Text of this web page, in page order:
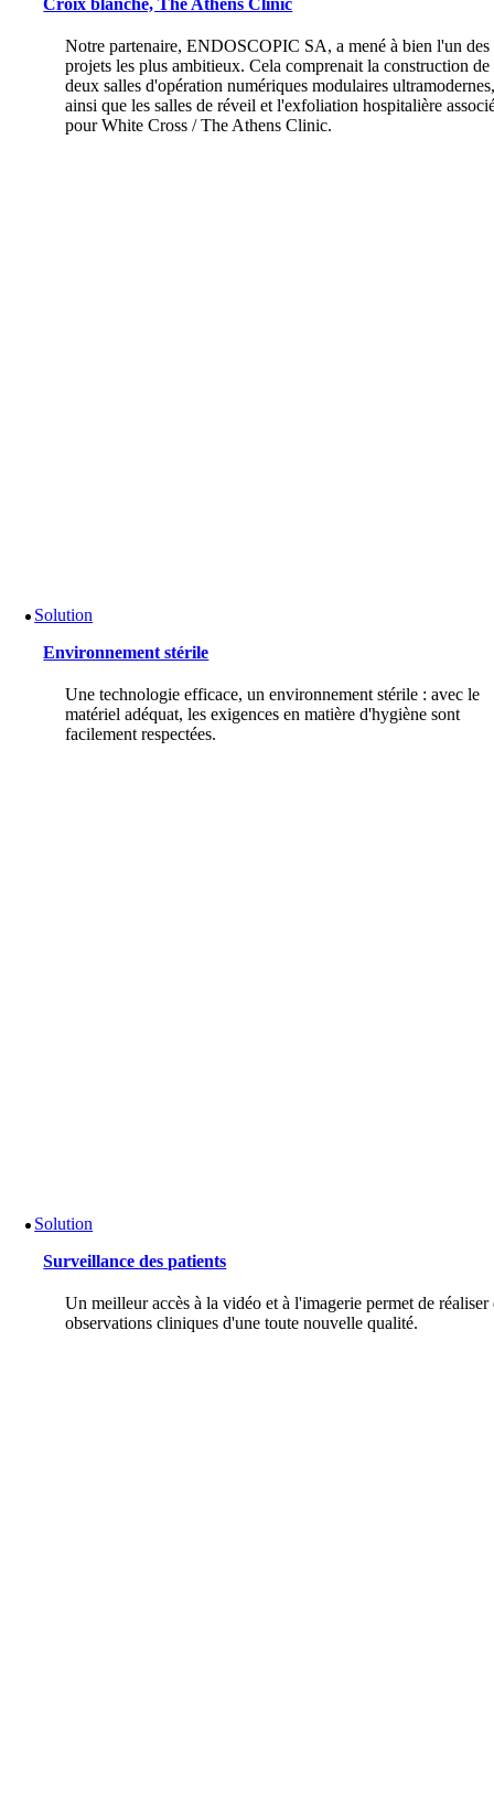
Croix blanche, The Athens Clinic
Notre partenaire, ENDOSCOPIC SA, a mené à bien l'un des
projets les plus ambitieux. Cela comprenait la construction de
deux salles d'opération numériques modulaires
ainsi que les salles de réveil et l'exfoliation hospitalière
pour White Cross / The Athens Clinic.
Solution
Environnement stérile
Une technologie efficace, un environnement stérile : avec le
matériel adéquat, les exigences en matière d'hygiène sont
facilement respectées.
Solution
Surveillance des patients
Un meilleur accès à la vidéo et à l'imagerie permet de réaliser
observations cliniques d'une toute nouvelle qualité.